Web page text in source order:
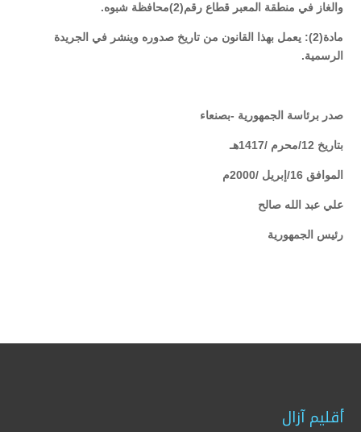
والغاز في منطقة المعبر قطاع رقم(2)محافظة شبوه.
مادة(2): يعمل بهذا القانون من تاريخ صدوره وينشر في الجريدة
الرسمية.
صدر برئاسة الجمهورية -بصنعاء
بتاريخ 12/محرم /1417هـ
الموافق 16/إبريل /2000م
علي عبد الله صالح
رئيس الجمهورية
أقليم آزال